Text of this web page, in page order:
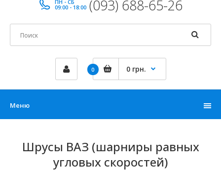
ПН - СБ
09:00 - 18:00 (093) 688-65-26
0 0 грн.
Меню
Шрусы ВАЗ (шарниры равных
угловых скоростей)